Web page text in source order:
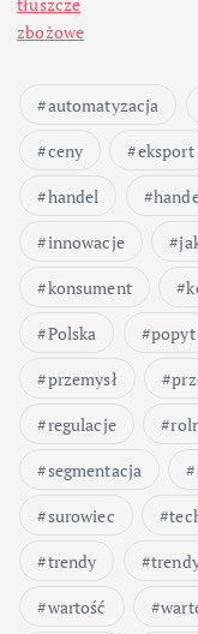
zbożowe
automatyzacja
ceny
eksport
handel
innowacje
konsument
Polska
popyt
przemysł
regulacje
segmentacja
surowiec
trendy
wartość